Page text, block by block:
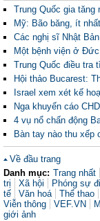
Trung Quốc gia tăng
Mỹ: Bão băng, ít
Các nghị sĩ Nhật
Một bệnh viện ở
Trung Quốc điều tra
Hội thảo Bucarest:
Israel xem xét kế
Nga khuyến cáo
4 vụ nổ chấn động
Bàn tay nào thu xếp
Về đầu trang
Danh mục: Trang nhất
trị
Xã hội Phóng sự
tế
Văn hoá Thể thao
Viễn thông
VEF.VN
giới ảnh